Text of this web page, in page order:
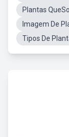
Plantas
Imagem De
Tipos De